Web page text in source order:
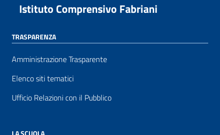
Istituto Comprensivo Fabriani
TRASPARENZA
Amministrazione Trasparente
Elenco siti tematici
Ufficio Relazioni con il Pubblico